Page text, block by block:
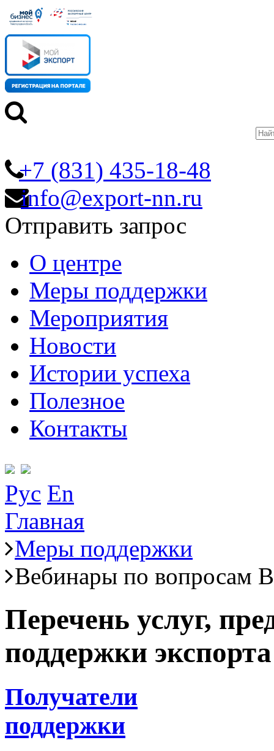
+7 (831) 435-18-48
info@export-nn.ru
Отправить запрос
О центре
Меры поддержки
Мероприятия
Новости
Истории успеха
Полезное
Контакты
Рус En
Главная
Меры поддержки
Вебинары по вопросам
Перечень услуг,
поддержки
Получатели
поддержки